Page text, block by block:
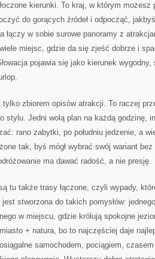
kierunki. To kraj, w którym możesz
do gorących źródeł i odpocząć,
łączy w sobie surowe panoramy z
miejsc, gdzie da się zjeść dobrze i
pojawia się jako kierunek
tylko zbiorem opisów atrakcji. To raczej
stylu. Jedni wolą plan na każdą godzinę,
rano zabytki, po południu jedzenie, a
tak, byś mógł wybrać swój wariant
ma dawać radość, a nie presję.
tu także trasy łączone, czyli wypady,
jest stworzona do takich pomysłów:
w miejscu, gdzie królują spokojne
+ natura, bo to najczęściej daje
samochodem, pociągiem,